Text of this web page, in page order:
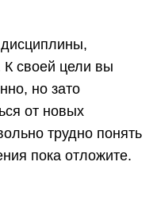
дисциплины,
К своей цели вы
но зато
от новых
трудно понять
пока отложите.